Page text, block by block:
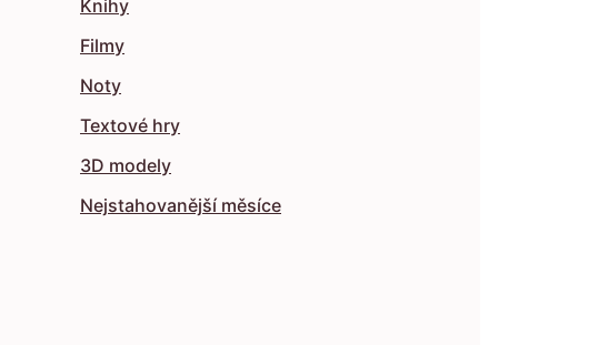
Knihy
Filmy
Noty
Textové hry
3D modely
Nejstahovanější měsíce